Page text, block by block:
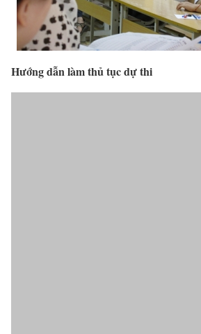
Hướng dẫn làm thủ tục dự thi